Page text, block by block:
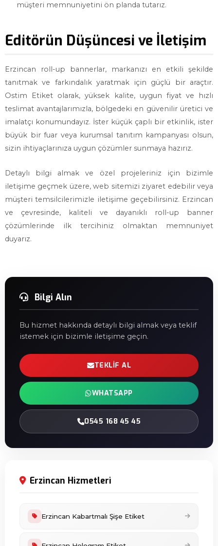
müşteri memnuniyetini ön planda tutarız.
Editörün Düşüncesi ve İletişim
Erzincan roll-up bannerlar, markanızı en etkili şekilde
tanıtmak ve farkındalık yaratmak için güçlü bir araçtır.
Ostim Etiket olarak, yüksek kalite, uygun fiyat ve hızlı
teslimat avantajlarımızla, bölgedeki en güvenilir üretici ve
imalatçı konumundayız. İster küçük çaplı bir etkinlik, ister
büyük bir fuar veya kurumsal tanıtım kampanyası olsun,
sizin ihtiyaçlarınıza uygun çözümler sunmaya hazırız.
Detaylı bilgi almak ve özel projeleriniz için bizimle
iletişime geçmek üzere, web sitemizi ziyaret edebilir veya
müşteri temsilcilerimizle iletişime geçebilirsiniz. Erzincan
ve çevresinde, kaliteli ve dayanıklı roll-up banner
çözümlerinde ilk tercihiniz olmaktan memnuniyet
duyarız.
Bilgi Alın
Bu hizmet hakkında detaylı bilgi almak veya teklif
istemek için bizimle iletişime geçin.
TEKLIF AL
WHATSAPP
0545 168 45 45
Erzincan Hizmetleri
Erzincan Kabartmalı Şişe Etiket